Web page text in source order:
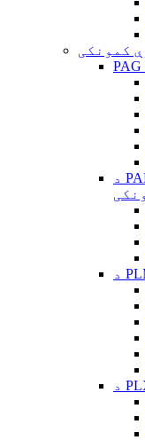
کمونکی
PAG
د PAMG هیلیکل ګیر ښي زاویه